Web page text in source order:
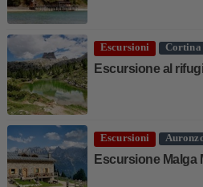
Escursioni Cortina
Escursione al
Escursioni
Escursione Malga